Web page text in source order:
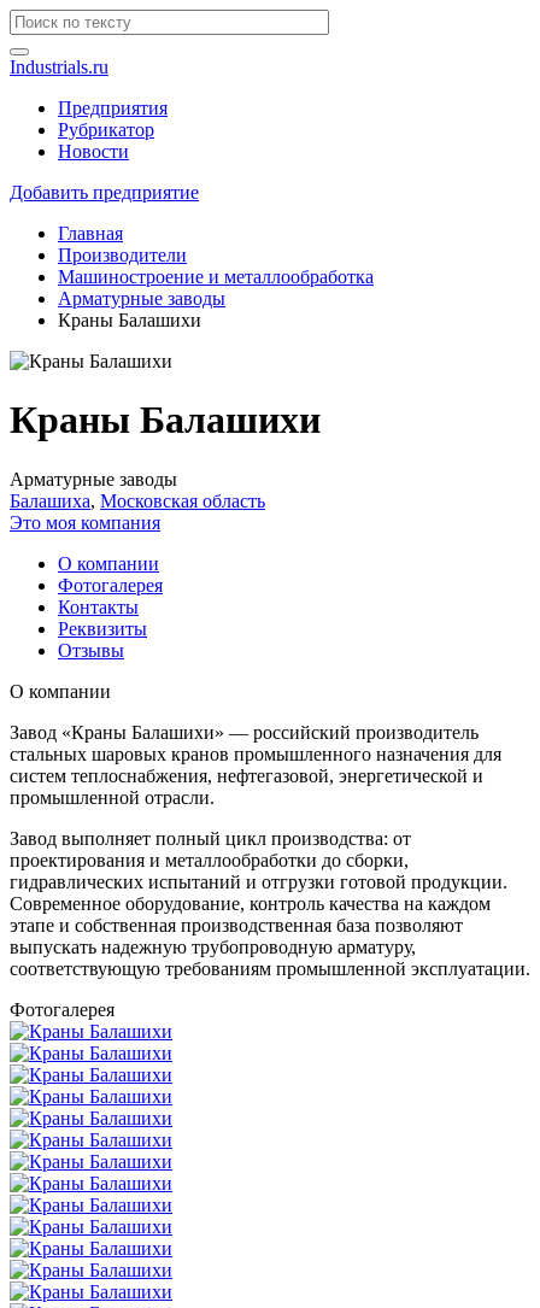
Industrials.ru
Предприятия
Рубрикатор
Новости
Добавить предприятие
Главная
Производители
Машиностроение и металлообработка
Арматурные заводы
Краны Балашихи
Краны Балашихи
Арматурные заводы
Балашиха, Московская область
Это моя компания
О компании
Фотогалерея
Контакты
Реквизиты
Отзывы
О компании
Завод «Краны Балашихи» — российский производитель
стальных шаровых кранов промышленного назначения для
систем теплоснабжения, нефтегазовой, энергетической и
промышленной отрасли.
Завод выполняет полный цикл производства: от
проектирования и металлообработки до сборки,
гидравлических испытаний и отгрузки готовой продукции.
Современное оборудование, контроль качества на каждом
этапе и собственная производственная база позволяют
выпускать надежную трубопроводную арматуру,
соответствующую требованиям промышленной эксплуатации.
Фотогалерея